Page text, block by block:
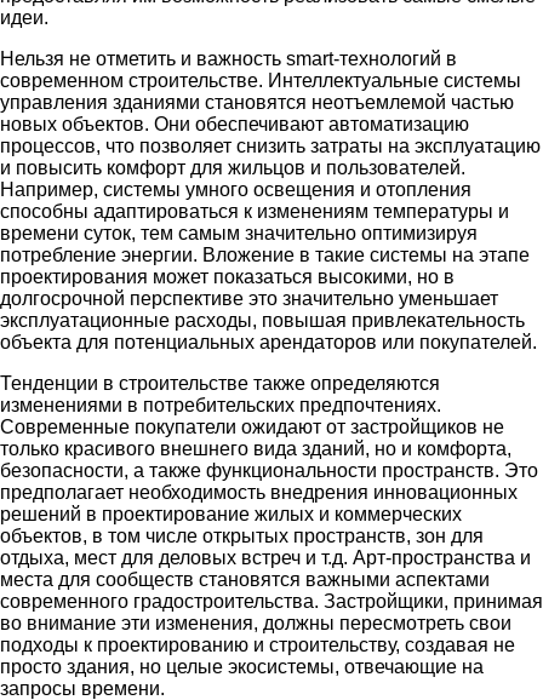
идеи.
Нельзя не отметить и важность smart-технологий в
современном строительстве. Интеллектуальные системы
управления зданиями становятся неотъемлемой частью
новых объектов. Они обеспечивают автоматизацию
процессов, что позволяет снизить затраты на эксплуатацию
и повысить комфорт для жильцов и пользователей.
Например, системы умного освещения и отопления
способны адаптироваться к изменениям температуры и
времени суток, тем самым значительно оптимизируя
потребление энергии. Вложение в такие системы на этапе
проектирования может показаться высокими, но в
долгосрочной перспективе это значительно уменьшает
эксплуатационные расходы, повышая привлекательность
объекта для потенциальных арендаторов или покупателей.
Тенденции в строительстве также определяются
изменениями в потребительских предпочтениях.
Современные покупатели ожидают от застройщиков не
только красивого внешнего вида зданий, но и комфорта,
безопасности, а также функциональности пространств. Это
предполагает необходимость внедрения инновационных
решений в проектирование жилых и коммерческих
объектов, в том числе открытых пространств, зон для
отдыха, мест для деловых встреч и т.д. Арт-пространства и
места для сообществ становятся важными аспектами
современного градостроительства. Застройщики, принимая
во внимание эти изменения, должны пересмотреть свои
подходы к проектированию и строительству, создавая не
просто здания, но целые экосистемы, отвечающие на
запросы времени.